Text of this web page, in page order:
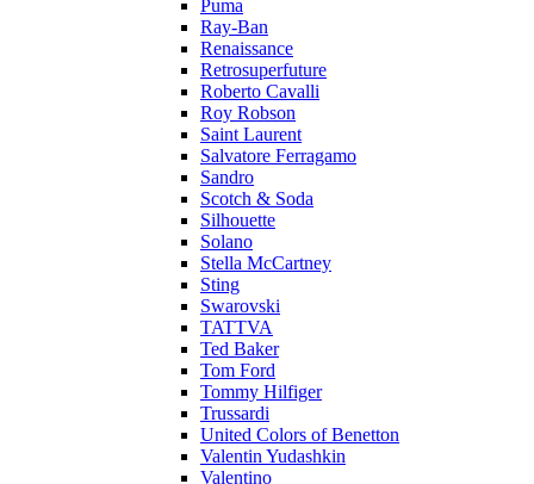
Puma
Ray-Ban
Renaissance
Retrosuperfuture
Roberto Cavalli
Roy Robson
Saint Laurent
Salvatore Ferragamo
Sandro
Scotch & Soda
Silhouette
Solano
Stella McCartney
Sting
Swarovski
TATTVA
Ted Baker
Tom Ford
Tommy Hilfiger
Trussardi
United Colors of Benetton
Valentin Yudashkin
Valentino